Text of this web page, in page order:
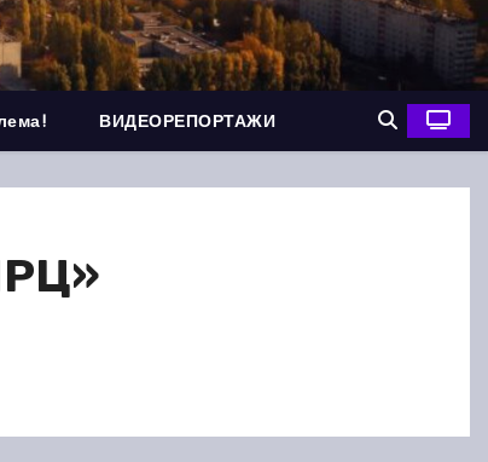
ВИДЕОРЕПОРТАЖИ